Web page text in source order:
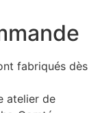
fabriqués dès
atelier de